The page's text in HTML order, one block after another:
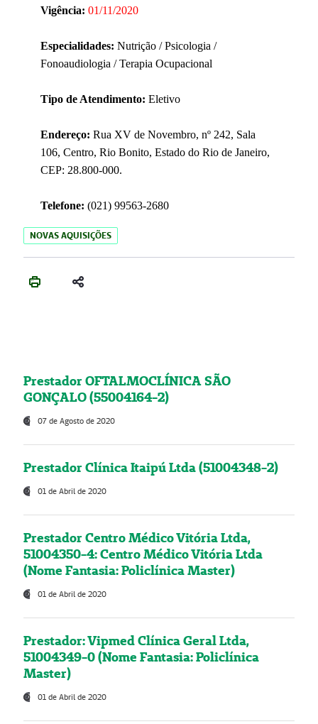
Vigência: 01/11/2020
Especialidades: Nutrição / Psicologia /
Fonoaudiologia / Terapia Ocupacional
Tipo de Atendimento: Eletivo
Endereço: Rua XV de Novembro, nº 242, Sala
106, Centro, Rio Bonito, Estado do Rio de Janeiro,
CEP: 28.800-000.
Telefone: (021) 99563-2680
NOVAS AQUISIÇÕES
Prestador OFTALMOCLÍNICA SÃO
GONÇALO (55004164-2)
07 de Agosto de 2020
Prestador Clínica Itaipú Ltda (51004348-2)
01 de Abril de 2020
Prestador Centro Médico Vitória Ltda,
51004350-4: Centro Médico Vitória Ltda
(Nome Fantasia: Policlínica Master)
01 de Abril de 2020
Prestador: Vipmed Clínica Geral Ltda,
51004349-0 (Nome Fantasia: Policlínica
Master)
01 de Abril de 2020